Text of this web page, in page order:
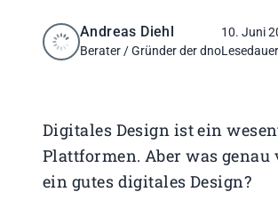
Andreas Diehl
Berater / Gründer der dno
10. Juni
Digitales Design ist ein
Plattformen. Aber was
ein gutes digitales Design?